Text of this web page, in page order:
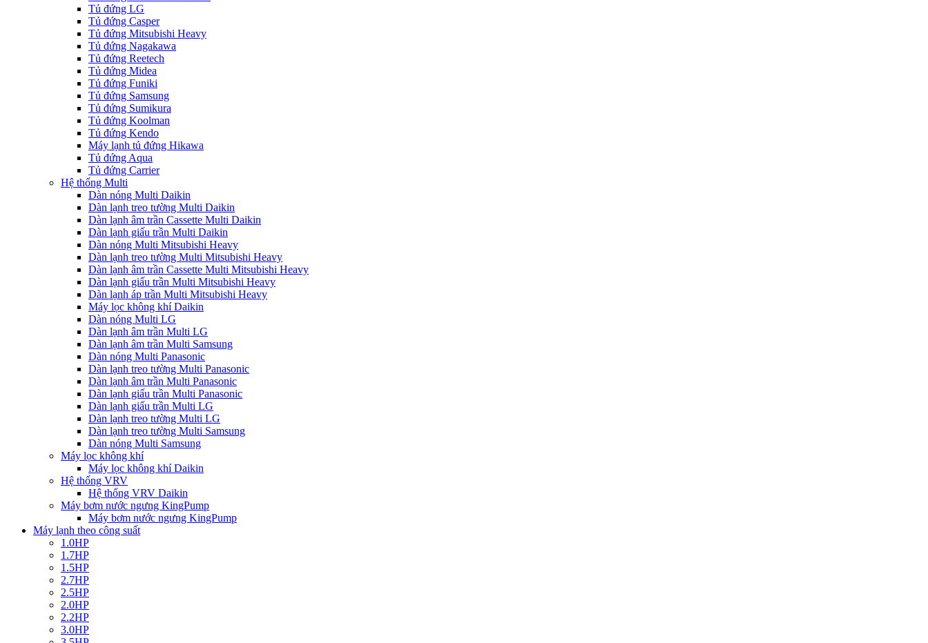
Tủ đứng LG
Tủ đứng Casper
Tủ đứng Mitsubishi Heavy
Tủ đứng Nagakawa
Tủ đứng Reetech
Tủ đứng Midea
Tủ đứng Funiki
Tủ đứng Samsung
Tủ đứng Sumikura
Tủ đứng Koolman
Tủ đứng Kendo
Máy lạnh tủ đứng Hikawa
Tủ đứng Aqua
Tủ đứng Carrier
Hệ thống Multi
Dàn nóng Multi Daikin
Dàn lạnh treo tường Multi Daikin
Dàn lạnh âm trần Cassette Multi Daikin
Dàn lạnh giấu trần Multi Daikin
Dàn nóng Multi Mitsubishi Heavy
Dàn lạnh treo tường Multi Mitsubishi Heavy
Dàn lạnh âm trần Cassette Multi Mitsubishi Heavy
Dàn lạnh giấu trần Multi Mitsubishi Heavy
Dàn lạnh áp trần Multi Mitsubishi Heavy
Máy lọc không khí Daikin
Dàn nóng Multi LG
Dàn lạnh âm trần Multi LG
Dàn lạnh âm trần Multi Samsung
Dàn nóng Multi Panasonic
Dàn lạnh treo tường Multi Panasonic
Dàn lạnh âm trần Multi Panasonic
Dàn lạnh giấu trần Multi Panasonic
Dàn lạnh giấu trần Multi LG
Dàn lạnh treo tường Multi LG
Dàn lạnh treo tường Multi Samsung
Dàn nóng Multi Samsung
Máy lọc không khí
Máy lọc không khí Daikin
Hệ thống VRV
Hệ thống VRV Daikin
Máy bơm nước ngưng KingPump
Máy bơm nước ngưng KingPump
Máy lạnh theo công suất
1.0HP
1.7HP
1.5HP
2.7HP
2.5HP
2.0HP
2.2HP
3.0HP